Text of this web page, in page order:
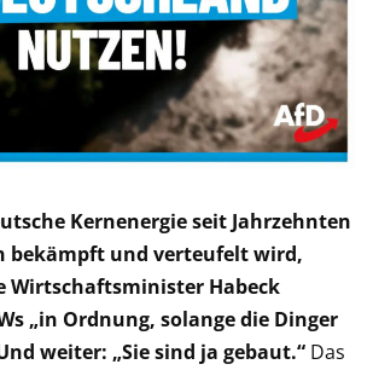
Kernenergie seit Jahrzehnten
bekämpft und verteufelt wird,
Wirtschaftsminister Habeck
„in Ordnung, solange die Dinger
weiter: „Sie sind ja gebaut.“ Das